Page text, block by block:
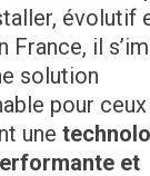
évolutif
France, il
solution
pour
une
et